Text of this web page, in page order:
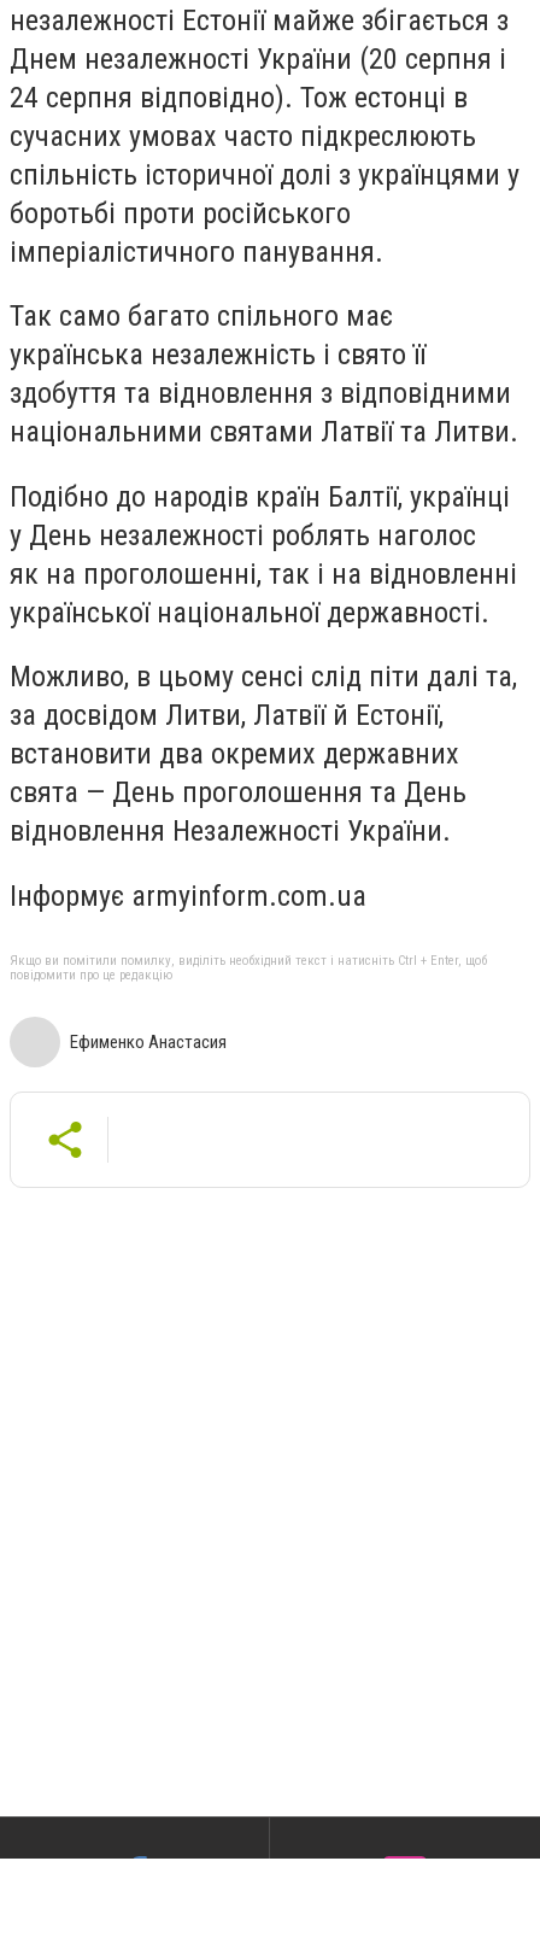
незалежності Естонії майже збігається з
Днем незалежності України (20 серпня і
24 серпня відповідно). Тож естонці в
сучасних умовах часто підкреслюють
спільність історичної долі з українцями у
боротьбі проти російського
імперіалістичного панування.
Так само багато спільного має
українська незалежність і свято її
здобуття та відновлення з відповідними
національними святами Латвії та Литви.
Подібно до народів країн Балтії, українці
у День незалежності роблять наголос
як на проголошенні, так і на відновленні
української національної державності.
Можливо, в цьому сенсі слід піти далі та,
за досвідом Литви, Латвії й Естонії,
встановити два окремих державних
свята — День проголошення та День
відновлення Незалежності України.
Інформує armyinform.com.ua
Якщо ви помітили помилку, виділіть необхідний текст і натисніть Ctrl + Enter, щоб
повідомити про це редакцію
Ефименко Анастасия